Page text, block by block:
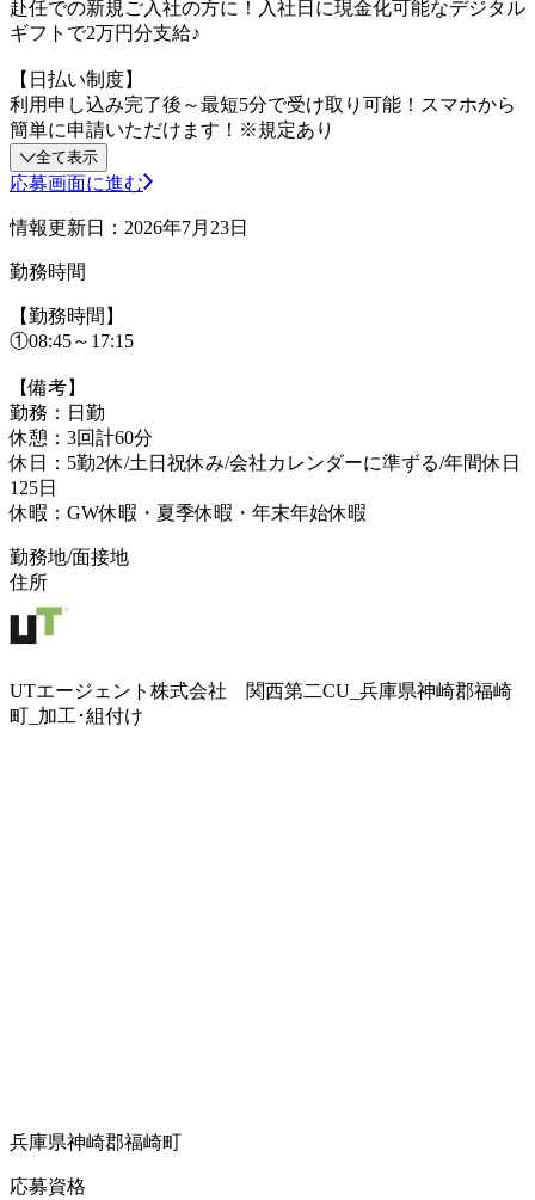
赴任での新規ご入社の方に！入社日に現金化可能なデジタル
ギフトで2万円分支給♪
【日払い制度】
利用申し込み完了後～最短5分で受け取り可能！スマホから
簡単に申請いただけます！※規定あり
全て表示
応募画面に進む
情報更新日：2026年7月23日
勤務時間
【勤務時間】
①08:45～17:15
【備考】
勤務：日勤
休憩：3回計60分
休日：5勤2休/土日祝休み/会社カレンダーに準ずる/年間休日
125日
休暇：GW休暇・夏季休暇・年末年始休暇
勤務地/面接地
住所
UTエージェント株式会社 関西第二CU_兵庫県神崎郡福崎
町_加工･組付け
兵庫県神崎郡福崎町
応募資格